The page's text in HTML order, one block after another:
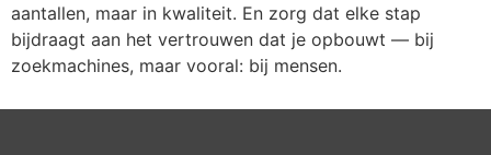
aantallen, maar in kwaliteit. En zorg dat elke stap
bijdraagt aan het vertrouwen dat je opbouwt — bij
zoekmachines, maar vooral: bij mensen.